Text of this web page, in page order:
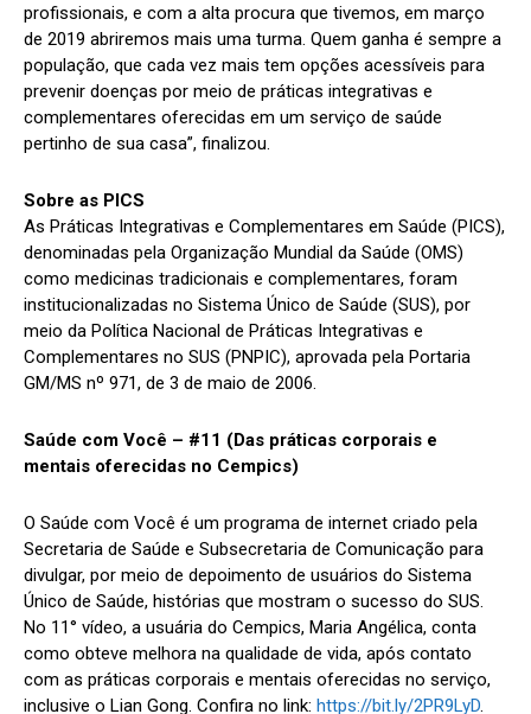
profissionais, e com a alta procura que tivemos, em março
de 2019 abriremos mais uma turma. Quem ganha é sempre a
população, que cada vez mais tem opções acessíveis para
prevenir doenças por meio de práticas integrativas e
complementares oferecidas em um serviço de saúde
pertinho de sua casa”, finalizou.
Sobre as PICS
As Práticas Integrativas e Complementares em Saúde (PICS),
denominadas pela Organização Mundial da Saúde (OMS)
como medicinas tradicionais e complementares, foram
institucionalizadas no Sistema Único de Saúde (SUS), por
meio da Política Nacional de Práticas Integrativas e
Complementares no SUS (PNPIC), aprovada pela Portaria
GM/MS nº 971, de 3 de maio de 2006.
Saúde com Você – #11 (Das práticas corporais e
mentais oferecidas no Cempics)
O Saúde com Você é um programa de internet criado pela
Secretaria de Saúde e Subsecretaria de Comunicação para
divulgar, por meio de depoimento de usuários do Sistema
Único de Saúde, histórias que mostram o sucesso do SUS.
No 11° vídeo, a usuária do Cempics, Maria Angélica, conta
como obteve melhora na qualidade de vida, após contato
com as práticas corporais e mentais oferecidas no serviço,
inclusive o Lian Gong. Confira no link: https://bit.ly/2PR9LyD.